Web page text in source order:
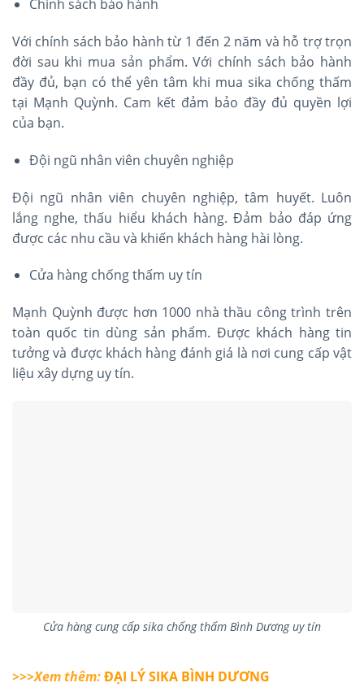
Chính sách bảo hành
Với chính sách bảo hành từ 1 đến 2 năm và hỗ trợ trọn
đời sau khi mua sản phẩm. Với chính sách bảo hành
đầy đủ, bạn có thể yên tâm khi mua sika chống thấm
tại Mạnh Quỳnh. Cam kết đảm bảo đầy đủ quyền lợi
của bạn.
Đội ngũ nhân viên chuyên nghiệp
Đội ngũ nhân viên chuyên nghiệp, tâm huyết. Luôn
lắng nghe, thấu hiểu khách hàng. Đảm bảo đáp ứng
được các nhu cầu và khiến khách hàng hài lòng.
Cửa hàng chống thấm uy tín
Mạnh Quỳnh được hơn 1000 nhà thầu công trình trên
toàn quốc tin dùng sản phẩm. Được khách hàng tin
tưởng và được khách hàng đánh giá là nơi cung cấp vật
liệu xây dựng uy tín.
Cửa hàng cung cấp sika chống thấm Bình Dương uy tín
>>>Xem thêm:ĐẠI LÝ SIKA BÌNH DƯƠNG